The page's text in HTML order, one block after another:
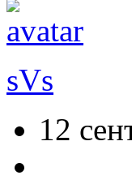
sVs
12